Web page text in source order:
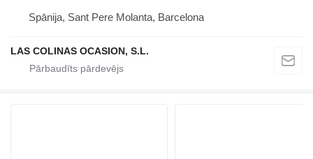
Spānija, Sant Pere Molanta, Barcelona
LAS COLINAS OCASION, S.L.